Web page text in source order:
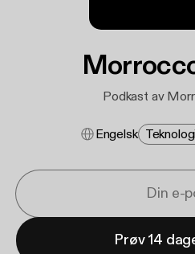
Podkast av
Engelsk
Prøv 14